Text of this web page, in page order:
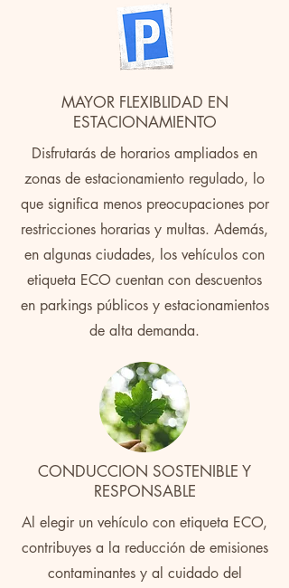
MAYOR FLEXIBLIDAD EN
ESTACIONAMIENTO
Disfrutarás de horarios ampliados en
zonas de estacionamiento regulado, lo
que significa menos preocupaciones por
restricciones horarias y multas. Además,
en algunas ciudades, los vehículos con
etiqueta ECO cuentan con descuentos
en parkings públicos y estacionamientos
de alta demanda.
CONDUCCION SOSTENIBLE Y
RESPONSABLE
Al elegir un vehículo con etiqueta ECO,
contribuyes a la reducción de emisiones
contaminantes y al cuidado del